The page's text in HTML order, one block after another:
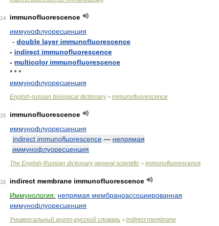
14
immunofluorescence
иммунофлуоресценция
- double layer immunofluorescence
- indirect immunofluorescence
- multicolor immunofluorescence
* * *
иммунофлуоресценция
English-russian biological dictionary> immunofluorescence
15
immunofluorescence
иммунофлуоресценция
indirect immunofluorescence — непрямая
иммунофлуоресценция
The English-Russian dictionary general scientific > immunofluorescence
16
indirect membrane immunofluorescence
Иммунология: непрямая мембраноассоциированная
иммунофлуоресценция
Универсальный англо-русский словарь > indirect membrane